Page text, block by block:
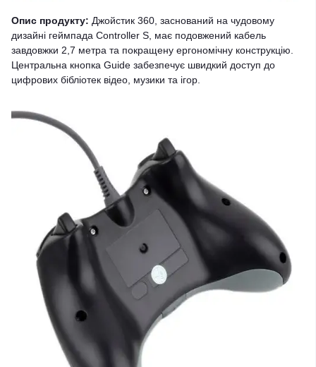
Опис продукту: Джойстик 360, заснований на чудовому
дизайні геймпада Controller S, має подовжений кабель
завдовжки 2,7 метра та покращену ергономічну конструкцію.
Центральна кнопка Guide забезпечує швидкий доступ до
цифрових бібліотек відео, музики та ігор.